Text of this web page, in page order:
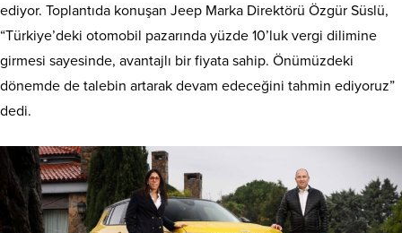
ediyor. Toplantıda konuşan Jeep Marka Direktörü Özgür Süslü,
“Türkiye’deki otomobil pazarında yüzde 10’luk vergi dilimine
girmesi sayesinde, avantajlı bir fiyata sahip. Önümüzdeki
dönemde de talebin artarak devam edeceğini tahmin ediyoruz”
dedi.